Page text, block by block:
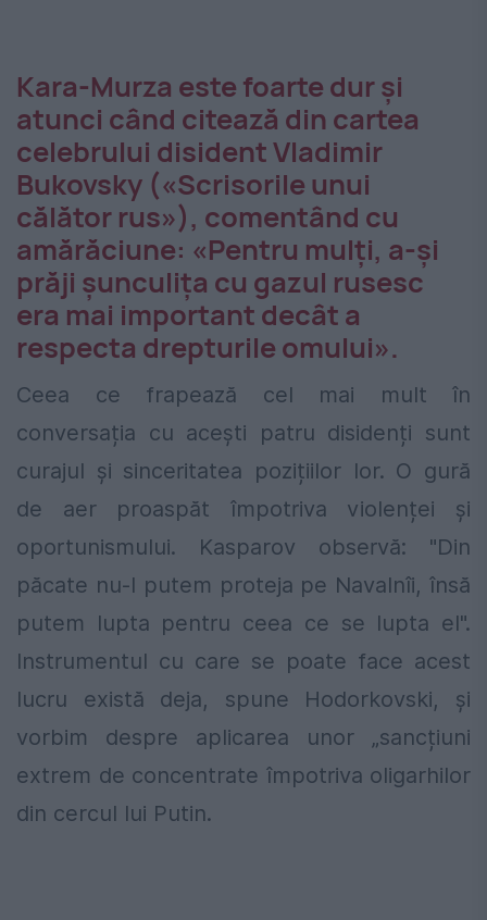
Kara-Murza este foarte dur şi
atunci când citează din cartea
celebrului disident Vladimir
Bukovsky («Scrisorile unui
călător rus»), comentând cu
amărăciune: «Pentru mulţi, a-şi
prăji şunculiţa cu gazul rusesc
era mai important decât a
respecta drepturile omului».
Ceea ce frapează cel mai mult în
conversația cu acești patru disidenți sunt
curajul și sinceritatea pozițiilor lor. O gură
de aer proaspăt împotriva violenței și
oportunismului. Kasparov observă: "Din
păcate nu-l putem proteja pe Navalnîi, însă
putem lupta pentru ceea ce se lupta el".
Instrumentul cu care se poate face acest
lucru există deja, spune Hodorkovski, şi
vorbim despre aplicarea unor „sancțiuni
extrem de concentrate împotriva oligarhilor
din cercul lui Putin.